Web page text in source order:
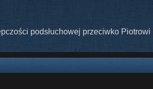
podsłuchowej przeciwko